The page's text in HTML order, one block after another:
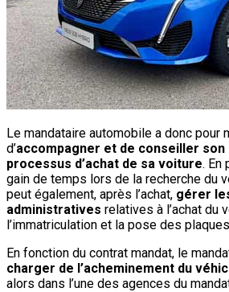
Le mandataire automobile a donc pour
d’accompagner et de conseiller
processus d’achat de sa voiture. En
gain de temps lors de la recherche du
peut également, après l’achat, gérer
administratives relatives à l’achat du
l’immatriculation et la pose des
En fonction du contrat mandat, le
charger de l’acheminement du
alors dans l’une des agences du